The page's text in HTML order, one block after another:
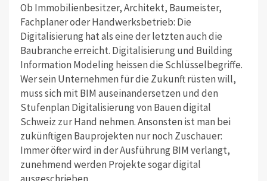
Ob Immobilienbesitzer, Architekt, Baumeister,
Fachplaner oder Handwerksbetrieb: Die
Digitalisierung hat als eine der letzten auch die
Baubranche erreicht. Digitalisierung und Building
Information Modeling heissen die Schlüsselbegriffe.
Wer sein Unternehmen für die Zukunft rüsten will,
muss sich mit BIM auseinandersetzen und den
Stufenplan Digitalisierung von Bauen digital
Schweiz zur Hand nehmen. Ansonsten ist man bei
zukünftigen Bauprojekten nur noch Zuschauer:
Immer öfter wird in der Ausführung BIM verlangt,
zunehmend werden Projekte sogar digital